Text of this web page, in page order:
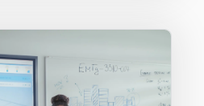
互动学习空间
座、虚拟实验课程等，促进